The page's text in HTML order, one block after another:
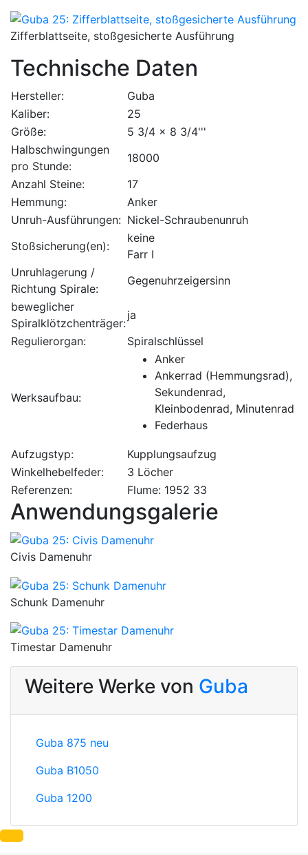
Zifferblattseite, stoßgesicherte Ausführung
Technische Daten
Hersteller:
Guba
Kaliber:
25
Größe:
5 3/4 x 8 3/4'''
Halbschwingungen
pro Stunde:
18000
Anzahl Steine:
17
Hemmung:
Anker
Unruh-Ausführungen: Nickel-Schraubenunruh
Stoßsicherung(en):
keine
Farr I
Unruhlagerung /
Richtung Spirale:
Gegenuhrzeigersinn
beweglicher
Spiralklötzchenträger:
ja
Regulierorgan:
Spiralschlüssel
Werksaufbau:
Anker
Ankerrad (Hemmungsrad),
Sekundenrad,
Kleinbodenrad, Minutenrad
Federhaus
Aufzugstyp:
Kupplungsaufzug
Winkelhebelfeder:
3 Löcher
Referenzen:
Flume: 1952 33
Anwendungsgalerie
Civis Damenuhr
Schunk Damenuhr
Timestar Damenuhr
Weitere Werke von Guba
Guba 875 neu
Guba B1050
Guba 1200